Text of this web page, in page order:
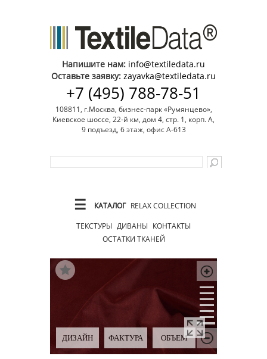
Напишите нам: info@textiledata.ru
Оставьте заявку: zayavka@textiledata.ru
+7 (495) 788-78-51
108811, г.Москва, бизнес-парк «Румянцево»,
Киевское шоссе, 22-й км, дом 4, стр. 1, корп. А,
9 подъезд, 6 этаж, офис А-613
☰ КАТАЛОГ RELAX COLLECTION
ТЕКСТУРЫ ДИВАНЫ КОНТАКТЫ
ОСТАТКИ ТКАНЕЙ
ДИЗАЙН ФАКТУРА ОБЪЕМ